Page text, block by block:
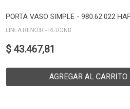
PORTA VASO SIMPLE - 980.62.022
LINEA RENOIR - REDOND
$ 43.467,81
AGREGAR AL CARRITO